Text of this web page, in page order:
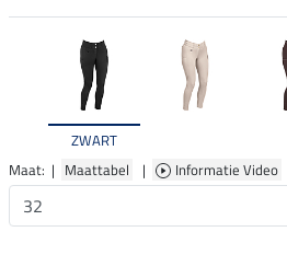
ZWART
Maat: | Maattabel | Informatie Video